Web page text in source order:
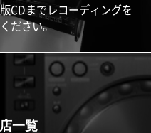
CDまでレコーディングを
ださい。
一覧